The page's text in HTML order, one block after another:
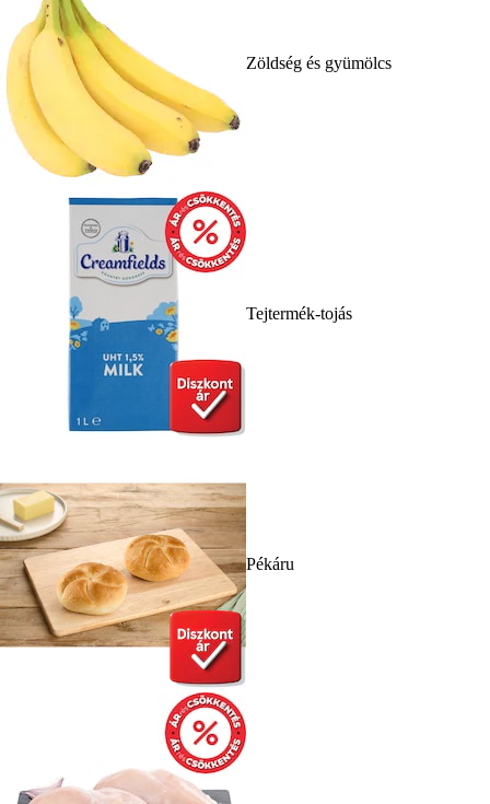
Zöldség és gyümölcs
Tejtermék-tojás
Pékáru